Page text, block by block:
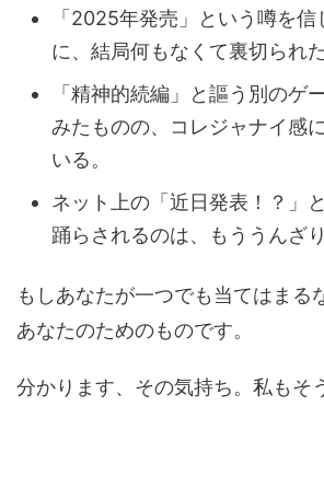
「2025年発売」という噂を
に、結局何もなくて裏切られた
「精神的続編」と謳う別のゲ
みたものの、コレジャナイ感
いる。
ネット上の「近日発表！？」
踊らされるのは、もううんざり
もしあなたが一つでも当てはまる
あなたのためのものです。
分かります、その気持ち。私もそ